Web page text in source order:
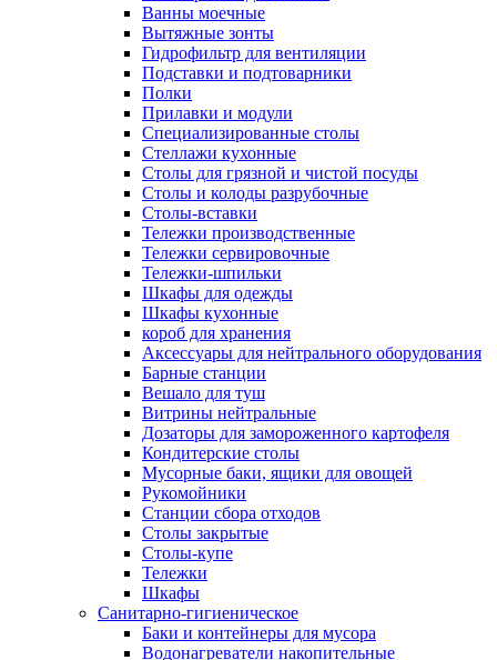
Ванны моечные
Вытяжные зонты
Гидрофильтр для вентиляции
Подставки и подтоварники
Полки
Прилавки и модули
Специализированные столы
Стеллажи кухонные
Столы для грязной и чистой посуды
Столы и колоды разрубочные
Столы-вставки
Тележки производственные
Тележки сервировочные
Тележки-шпильки
Шкафы для одежды
Шкафы кухонные
короб для хранения
Аксессуары для нейтрального оборудования
Барные станции
Вешало для туш
Витрины нейтральные
Дозаторы для замороженного картофеля
Кондитерские столы
Мусорные баки, ящики для овощей
Рукомойники
Станции сбора отходов
Столы закрытые
Столы-купе
Тележки
Шкафы
Санитарно-гигиеническое
Баки и контейнеры для мусора
Водонагреватели накопительные